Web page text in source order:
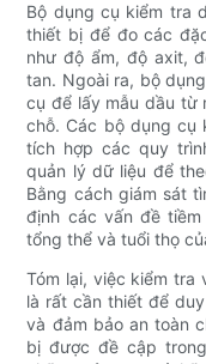
Bộ dụng cụ kiểm tra
thiết bị để đo các
như độ ẩm, độ axit,
tan. Ngoài ra, bộ
cụ để lấy mẫu dầu từ
chỗ. Các bộ dụng cụ
tích hợp các quy
quản lý dữ liệu để
Bằng cách giám sát
định các vấn đề
tổng thể và tuổi thọ
Tóm lại, việc kiểm tra
là rất cần thiết để
và đảm bảo an toàn
bị được đề cập